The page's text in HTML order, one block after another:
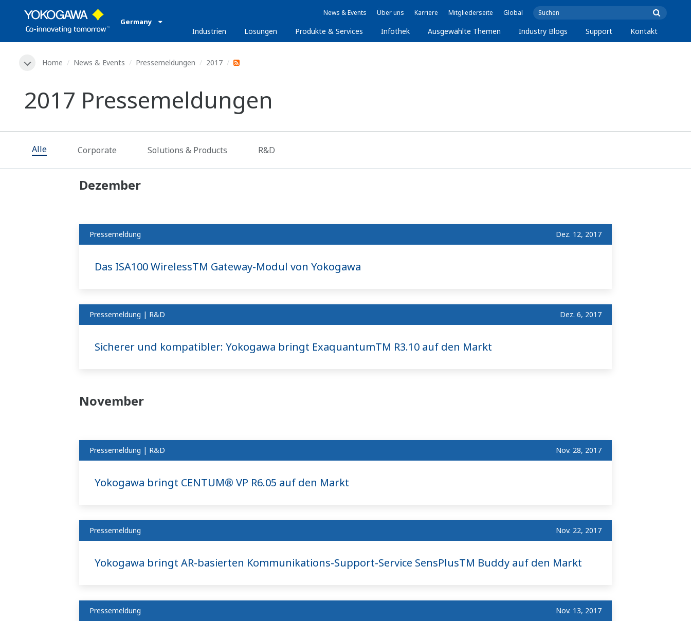
Germany
News & Events Über uns Karriere Mitgliederseite Global
Industrien Lösungen Produkte & Services Infothek Ausgewählte Themen Industry Blogs Support Kontakt
Home News & Events Pressemeldungen 2017
2017 Pressemeldungen
Alle Corporate Solutions & Products R&D
Dezember
Pressemeldung Dez. 12, 2017
Das ISA100 WirelessTM Gateway-Modul von Yokogawa​​​​​​​
Pressemeldung | R&D Dez. 6, 2017
Sicherer und kompatibler: Yokogawa bringt ExaquantumTM R3.10 auf den Markt
November
Pressemeldung | R&D Nov. 28, 2017
Yokogawa bringt CENTUM® VP R6.05 auf den Markt
Pressemeldung Nov. 22, 2017
Yokogawa bringt AR-basierten Kommunikations-Support-Service SensPlusTM Buddy auf den Markt
Pressemeldung Nov. 13, 2017